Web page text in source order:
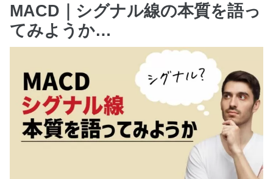
MACD｜シグナル線の本質を語っ
てみようか…